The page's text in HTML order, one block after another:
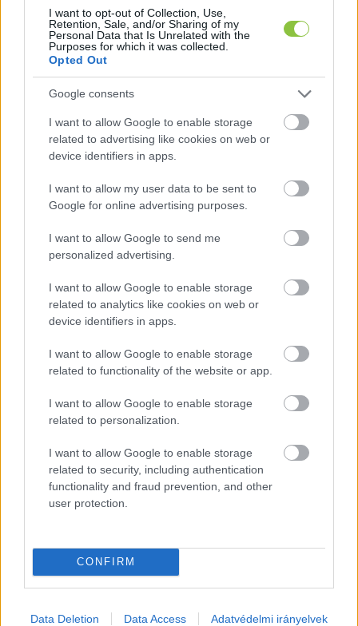
I want to opt-out of Collection, Use,
Retention, Sale, and/or Sharing of my
Personal Data that Is Unrelated with the
Purposes for which it was collected.
Opted Out
Google consents
I want to allow Google to enable storage
related to advertising like cookies on web or
device identifiers in apps.
I want to allow my user data to be sent to
Google for online advertising purposes.
I want to allow Google to send me
personalized advertising.
I want to allow Google to enable storage
related to analytics like cookies on web or
device identifiers in apps.
I want to allow Google to enable storage
related to functionality of the website or app.
I want to allow Google to enable storage
related to personalization.
I want to allow Google to enable storage
related to security, including authentication
functionality and fraud prevention, and other
user protection.
CONFIRM
Data Deletion Data Access Adatvédelmi irányelvek
Minden és mindenki kommunikál, mindenhol interakcióba
kerülünk, ha az közvetett is. Nem véletlenül érezzük azt,
hogy olyan mintha egy koreográfia részei
Glosszár Olivér 2021. 06. 16.
Elkezdték végre felszámolni a
kiskunhalasi méregtelepet
Öt év után végre megkezdődött a mérgekkel teli hordók és
tárolók elszállítása az elhagyatott kiskunhalasi
veszélyeshulladék-telepről. A magyar Greenpeace